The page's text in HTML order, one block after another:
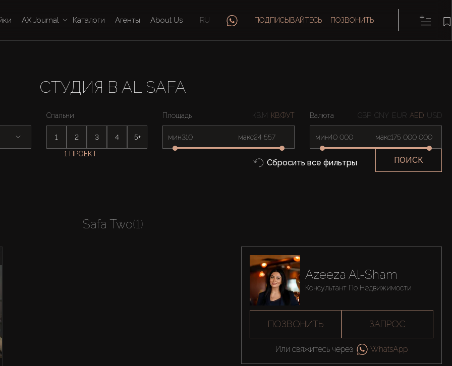
AX Journal Каталоги Агенты About Us RU ПОДПИСЫВАЙТЕСЬ ПОЗВОНИТЬ
СТУДИЯ В AL SAFA
Спальни
1 2 3 4 5+
Площадь КВ.М КВ.ФУТ
мин макс
Валюта GBP CNY EUR AED USD
мин макс
1 ПРОЕКТ
Сбросить все фильтры ПОИСК
Safa Two(1)
Azeeza Al-Sham
Консультант По Недвижимости
ПОЗВОНИТЬ ЗАПРОС
Или свяжитесь через WhatsApp